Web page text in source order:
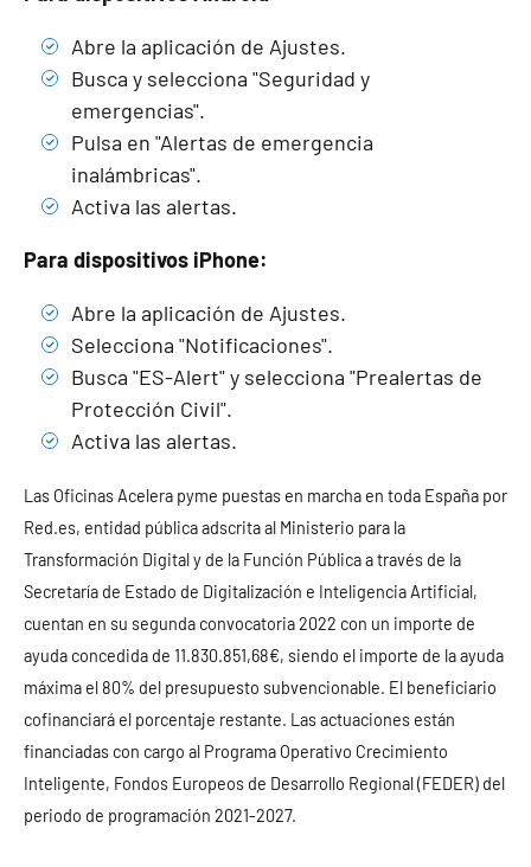
Abre la aplicación de Ajustes.
Busca y selecciona "Seguridad y
emergencias".
Pulsa en "Alertas de emergencia
inalámbricas".
Activa las alertas.
Para dispositivos iPhone:
Abre la aplicación de Ajustes.
Selecciona "Notificaciones".
Busca "ES-Alert" y selecciona "Prealertas de
Protección Civil".
Activa las alertas.
Las Oficinas Acelera pyme puestas en marcha en toda España por
Red.es, entidad pública adscrita al Ministerio para la
Transformación Digital y de la Función Pública a través de la
Secretaría de Estado de Digitalización e Inteligencia Artificial,
cuentan en su segunda convocatoria 2022 con un importe de
ayuda concedida de 11.830.851,68€, siendo el importe de la ayuda
máxima el 80% del presupuesto subvencionable. El beneficiario
cofinanciará el porcentaje restante. Las actuaciones están
financiadas con cargo al Programa Operativo Crecimiento
Inteligente, Fondos Europeos de Desarrollo Regional (FEDER) del
periodo de programación 2021-2027.